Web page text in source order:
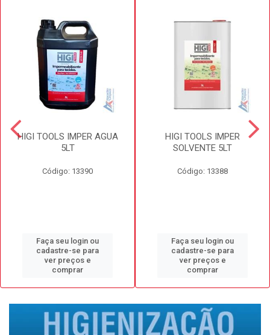
HIGI TOOLS IMPER AGUA
5LT
Código: 13390
Faça seu login ou
cadastre-se para
ver preços e
comprar
HIGI TOOLS IMPER
SOLVENTE 5LT
Código: 13388
Faça seu login ou
cadastre-se para
ver preços e
comprar